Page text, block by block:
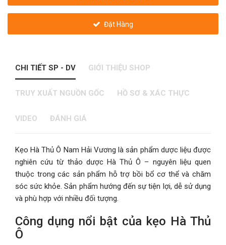
Đặt Hàng
CHI TIẾT SP - DV GIỚI THIỆU SHOP
TRUY XUẤT NGUỒN GỐC HỒ SƠ & XÁC THỰC
VIDEO ĐÁNH GIÁ
Kẹo Hà Thủ Ô Nam Hải Vương là sản phẩm dược liệu được
nghiên cứu từ thảo dược Hà Thủ Ô – nguyên liệu quen
thuộc trong các sản phẩm hỗ trợ bồi bổ cơ thể và chăm
sóc sức khỏe. Sản phẩm hướng đến sự tiện lợi, dễ sử dụng
và phù hợp với nhiều đối tượng.
Công dụng nổi bật của kẹo Hà Thủ
Ô